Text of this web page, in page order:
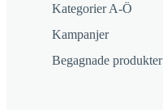
Kategorier A-Ö
Kampanjer
Begagnade produkter